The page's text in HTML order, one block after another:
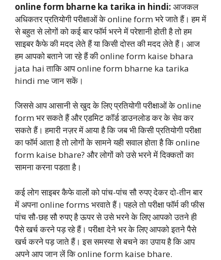
online form bharne ka tarika in hindi: आजकल
अधिकतर प्रतियोगी परीक्षाओं के online form भरे जाते हैं। हम में
से बहुत से लोगों को कई बार फॉर्म भरने में परेशानी होती है तो हम
साइबर कैफे की मदद लेते हैं या किसी दोस्त की मदद लेते हैं। आज
हम आपको बताने जा रहे हैं की online form kaise bhara
jata hai ताकि आप online form bharne ka tarika
hindi me जान सकें।
जिससे आप आसानी से खुद के लिए प्रतियोगी परीक्षाओं के online
form भर सकते हैं और एडमिट कॉर्ड डाउनलोड कर के सेव कर
सकते हैं। हमारी नज़र में आया है कि जब भी किसी प्रतियोगी परीक्षा
का फॉर्म आता है तो लोगों के सामने यही सवाल होता है कि online
form kaise bhare? और लोगों को उसे भरने में दिक्कतों का
सामना करना पडता है।
कई लोग साइबर कैफे वालों को पांच-पांच सौ रुपए देकर दो-तीन बार
में अपना online forms भरवाते हैं। पहले तो परीक्षा फॉर्म की फीस
पांच सौ-छह सौ रुपए है ऊपर से उसे भरने के लिए आपको उतने ही
पैसे खर्च करने पड़ रहे हैं। परीक्षा देने भर के लिए आपको इतने पैसे
खर्च करने पड़ जाते हैं। इस समस्या से बचने का उपाय है कि आप
अपने आप जान लें कि online form kaise bhare.